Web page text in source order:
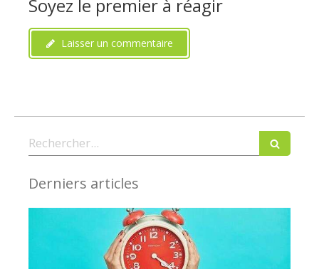
Soyez le premier à réagir
Laisser un commentaire
Rechercher
Derniers articles